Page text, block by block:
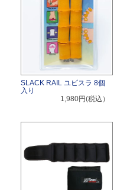
SLACK RAIL ユビスラ 8個
入り
1,980円(税込）